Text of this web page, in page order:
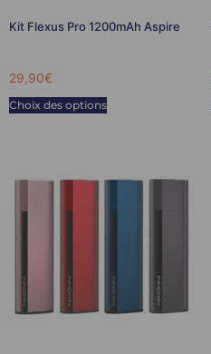
Kit Flexus Pro 1200mAh Aspire
29,90€
Choix des options